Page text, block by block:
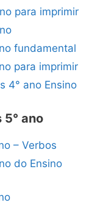
para imprimir
fundamental
para imprimir
4° ano Ensino
ano
– Verbos
do Ensino